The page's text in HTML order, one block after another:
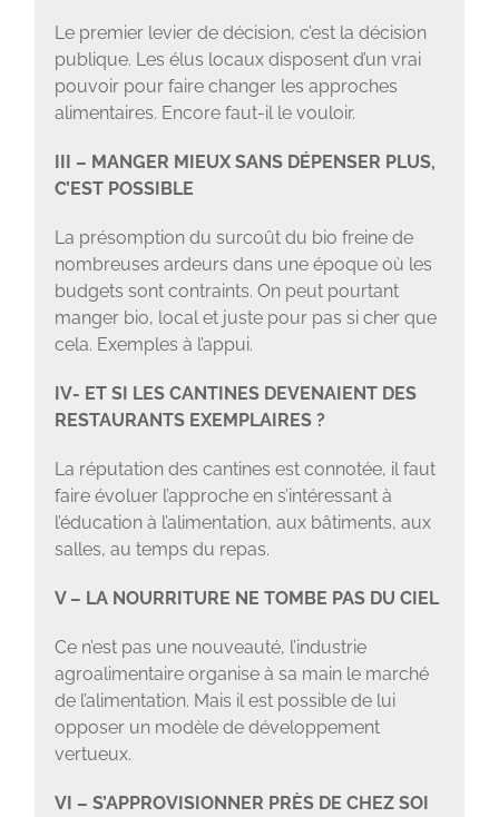
Le premier levier de décision, c’est la décision
publique. Les élus locaux disposent d’un vrai
pouvoir pour faire changer les approches
alimentaires. Encore faut-il le vouloir.
III – MANGER MIEUX SANS DÉPENSER PLUS,
C’EST POSSIBLE
La présomption du surcoût du bio freine de
nombreuses ardeurs dans une époque où les
budgets sont contraints. On peut pourtant
manger bio, local et juste pour pas si cher que
cela. Exemples à l’appui.
IV- ET SI LES CANTINES DEVENAIENT DES
RESTAURANTS EXEMPLAIRES ?
La réputation des cantines est connotée, il faut
faire évoluer l’approche en s’intéressant à
l’éducation à l’alimentation, aux bâtiments, aux
salles, au temps du repas.
V – LA NOURRITURE NE TOMBE PAS DU CIEL
Ce n’est pas une nouveauté, l’industrie
agroalimentaire organise à sa main le marché
de l’alimentation. Mais il est possible de lui
opposer un modèle de développement
vertueux.
VI – S’APPROVISIONNER PRÈS DE CHEZ SOI